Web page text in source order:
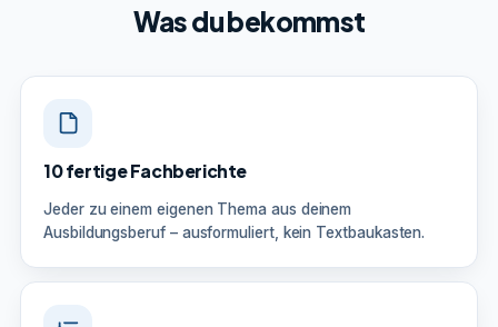
Was du bekommst
10 fertige Fachberichte
Jeder zu einem eigenen Thema aus deinem
Ausbildungsberuf – ausformuliert, kein Textbaukasten.